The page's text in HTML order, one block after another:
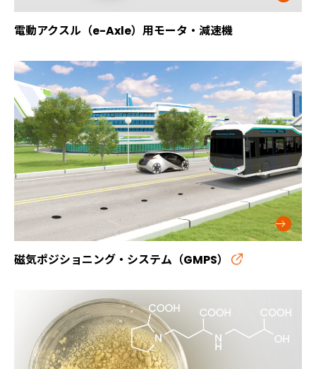
電動アクスル（e-Axle）用モータ・減速機
磁気ポジショニング・システム（GMPS）